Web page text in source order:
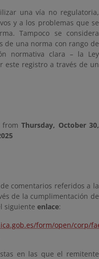
una vía no regulatoria,
y a los problemas que se
Tampoco se considera
de una norma con rango de
normativa clara – la Ley
este registro a través de un
fromThursday, October 30,
comentarios referidos a la
de la cumplimentación de
siguiente enlace:
form/open/corp/
en las que el remitente